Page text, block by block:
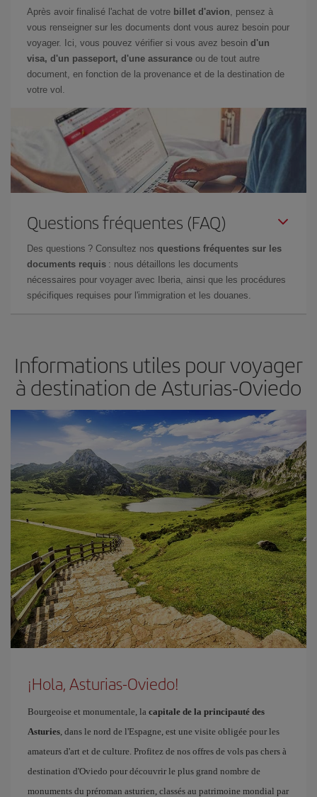
Après avoir finalisé l'achat de votre billet d'avion, pensez à
vous renseigner sur les documents dont vous aurez besoin pour
voyager. Ici, vous pouvez vérifier si vous avez besoin d'un
visa, d'un passeport, d'une assurance ou de tout autre
document, en fonction de la provenance et de la destination de
votre vol.
Questions fréquentes (FAQ)
Des questions ? Consultez nos questions fréquentes sur les
documents requis : nous détaillons les documents
nécessaires pour voyager avec Iberia, ainsi que les procédures
spécifiques requises pour l'immigration et les douanes.
Informations utiles pour voyager
à destination de Asturias-Oviedo
¡Hola, Asturias-Oviedo!
Bourgeoise et monumentale, la capitale de la principauté des
Asturies, dans le nord de l'Espagne, est une visite obligée pour les
amateurs d'art et de culture. Profitez de nos offres de vols pas chers à
destination d'Oviedo pour découvrir le plus grand nombre de
monuments du préroman asturien, classés au patrimoine mondial par